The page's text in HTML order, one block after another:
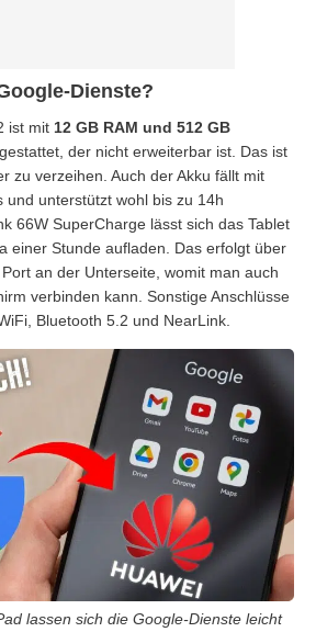
Dienste?
ist mit 12 GB RAM und 512 GB
der nicht erweiterbar ist. Das ist
zu verzeihen. Auch der Akku fällt mit
und unterstützt wohl bis zu 14h
66W SuperCharge lässt sich das Tablet
einer Stunde aufladen. Das erfolgt über
an der Unterseite, womit man auch
verbinden kann. Sonstige Anschlüsse
Bluetooth 5.2 und NearLink.
lassen sich die Google-Dienste leicht